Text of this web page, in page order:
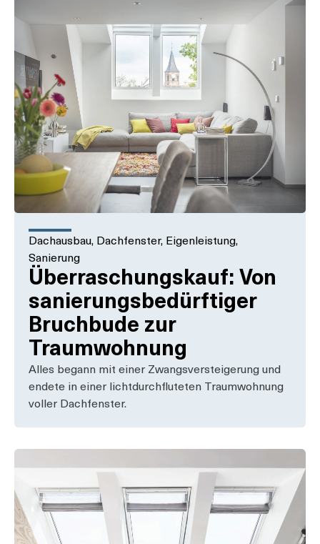
Dachausbau, Dachfenster, Eigenleistung,
Sanierung
Überraschungskauf: Von
sanierungsbedürftiger
Bruchbude zur
Traumwohnung
Alles begann mit einer Zwangsversteigerung und
endete in einer lichtdurchfluteten Traumwohnung
voller Dachfenster.